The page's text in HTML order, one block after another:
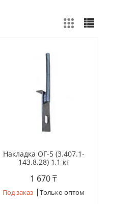
Накладка ОГ-5 (3.407.1-
143.8.28) 1,1 кг
1 670 ₸
Под заказ Только оптом